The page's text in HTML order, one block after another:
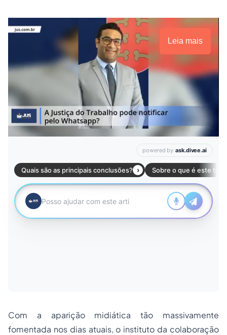
Leia mais
Com a aparição midiática tão massivamente
fomentada nos dias atuais, o instituto da colaboração